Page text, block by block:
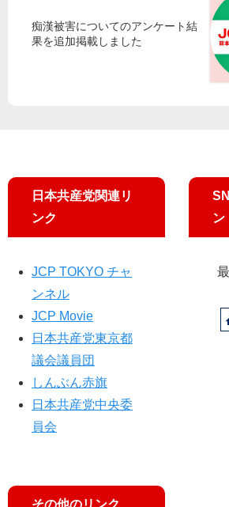
痴漢被害についてのアンケート結
果を追加掲載しました
日本共産党関連リ
ンク
JCP TOKYO チャ
ンネル
JCP Movie
日本共産党東京都
議会議員団
しんぶん赤旗
日本共産党中央委
員会
その他のリンク
ン